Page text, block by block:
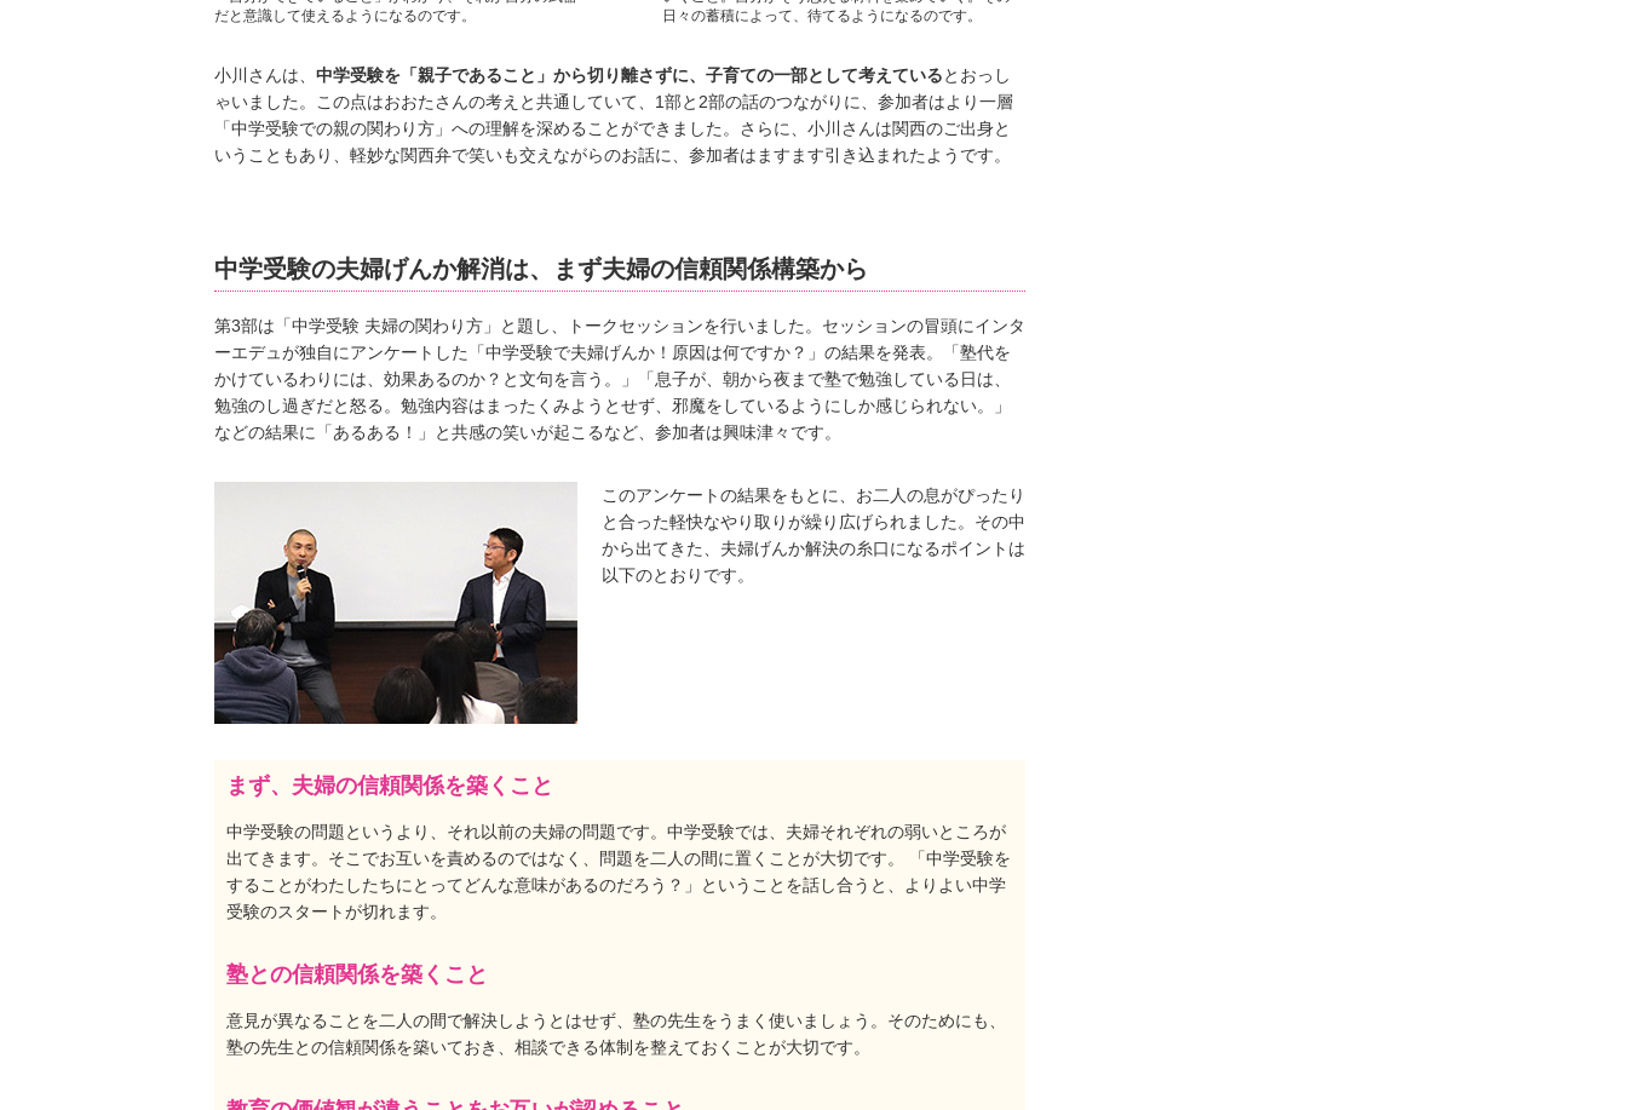
だと意識して使えるようになるのです。
日々の蓄積によって、待てるようになるのです。
小川さんは、 中学受験を「親子であること」から切り離さずに、子育ての一部として考えているとおっし
ゃいました。この点はおおたさんの考えと共通していて、1部と2部の話のつながりに、参加者はより一層
「中学受験での親の関わり方」への理解を深めることができました。さらに、小川さんは関西のご出身と
いうこともあり、軽妙な関西弁で笑いも交えながらのお話に、参加者はますます引き込まれたようです。
中学受験の夫婦げんか解消は、まず夫婦の信頼関係構築から
第3部は「中学受験 夫婦の関わり方」と題し、トークセッションを行いました。セッションの冒頭にインタ
ーエデュが独自にアンケートした「中学受験で夫婦げんか！原因は何ですか？」の結果を発表。「塾代を
かけているわりには、効果あるのか？と文句を言う。」「息子が、朝から夜まで塾で勉強している日は、
勉強のし過ぎだと怒る。勉強内容はまったくみようとせず、邪魔をしているようにしか感じられない。」
などの結果に「あるある！」と共感の笑いが起こるなど、参加者は興味津々です。
このアンケートの結果をもとに、お二人の息がぴったり
と合った軽快なやり取りが繰り広げられました。その中
から出てきた、夫婦げんか解決の糸口になるポイントは
以下のとおりです。
まず、夫婦の信頼関係を築くこと
中学受験の問題というより、それ以前の夫婦の問題です。中学受験では、夫婦それぞれの弱いところが
出てきます。そこでお互いを責めるのではなく、問題を二人の間に置くことが大切です。 「中学受験を
することがわたしたちにとってどんな意味があるのだろう？」ということを話し合うと、よりよい中学
受験のスタートが切れます。
塾との信頼関係を築くこと
意見が異なることを二人の間で解決しようとはせず、塾の先生をうまく使いましょう。そのためにも、
塾の先生との信頼関係を築いておき、相談できる体制を整えておくことが大切です。